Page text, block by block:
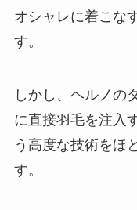
オシャレに着こな
す。
しかし、ヘルノの
に直接羽毛を注入
う高度な技術をほ
す。